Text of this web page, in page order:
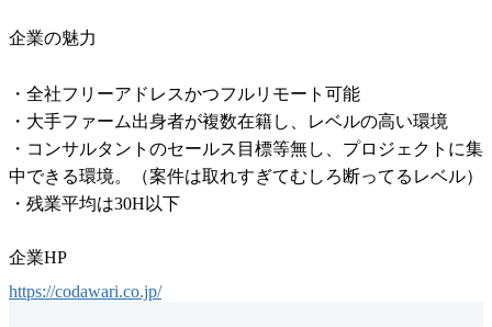
企業の魅力
・全社フリーアドレスかつフルリモート可能
・大手ファーム出身者が複数在籍し、レベルの高い環境
・コンサルタントのセールス目標等無し、プロジェクトに集
中できる環境。（案件は取れすぎてむしろ断ってるレベル）
・残業平均は30H以下
企業HP
https://codawari.co.jp/